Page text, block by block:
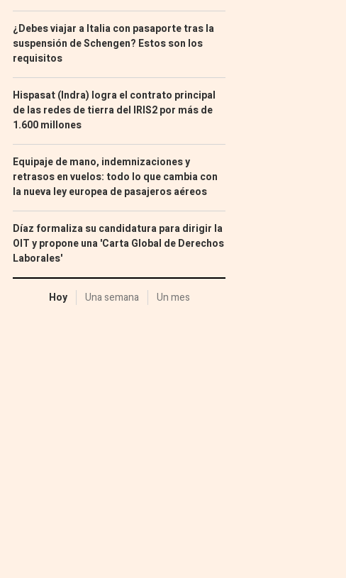
¿Debes viajar a Italia con pasaporte tras la
suspensión de Schengen? Estos son los
requisitos
Hispasat (Indra) logra el contrato principal
de las redes de tierra del IRIS2 por más de
1.600 millones
Equipaje de mano, indemnizaciones y
retrasos en vuelos: todo lo que cambia con
la nueva ley europea de pasajeros aéreos
Díaz formaliza su candidatura para dirigir la
OIT y propone una 'Carta Global de Derechos
Laborales'
Hoy Una semana Un mes